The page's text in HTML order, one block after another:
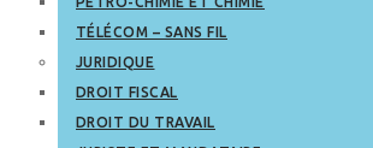
TÉLÉCOM – SANS FIL
JURIDIQUE
DROIT FISCAL
DROIT DU TRAVAIL